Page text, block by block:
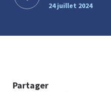
24 juillet 2024
Partager